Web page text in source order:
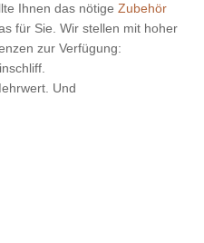
Ihnen das nötige Zubehör
für Sie. Wir stellen mit hoher
zur Verfügung:
Und